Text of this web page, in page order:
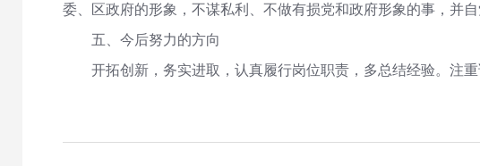
委、区政府的形象，不谋私利、不做有损党和政府形象的事，并
五、今后努力的方向
开拓创新，务实进取，认真履行岗位职责，多总结经验。注